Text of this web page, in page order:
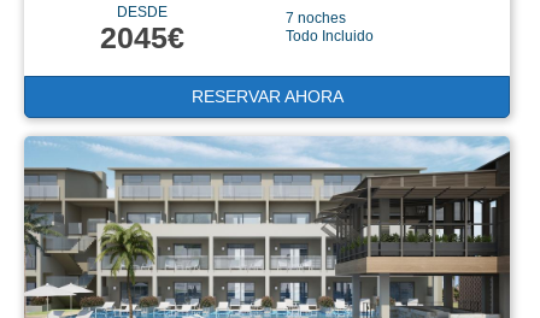
DESDE
2045€
7 noches
Todo Incluido
RESERVAR AHORA